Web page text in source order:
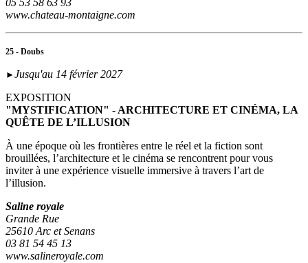
05 53 58 63 93
www.chateau-montaigne.com
25 - Doubs
► Jusqu'au 14 février 2027
EXPOSITION
"MYSTIFICATION" - ARCHITECTURE ET CINÉMA, LA
QUÊTE DE L’ILLUSION
À une époque où les frontières entre le réel et la fiction sont
brouillées, l’architecture et le cinéma se rencontrent pour vous
inviter à une expérience visuelle immersive à travers l’art de
l’illusion.
Saline royale
Grande Rue
25610 Arc et Senans
03 81 54 45 13
www.salineroyale.com